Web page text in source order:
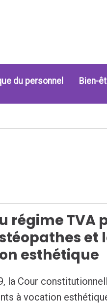
du personnel Bien-
régime TVA
et
esthétique
la Cour
à vocation